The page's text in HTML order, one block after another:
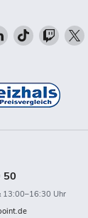
Finden
Sie
auf
LinkedIn
Finden
Sie
auf
TikTok
Finden
Sie
Twitch
50
13:00–16:30 Uhr